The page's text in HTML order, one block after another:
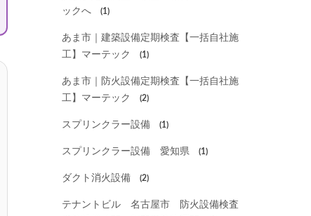
ックへ
(1)
あま市｜建築設備定期検査【一括自社施
工】マーテック
(1)
あま市｜防火設備定期検査【一括自社施
工】マーテック
(2)
スプリンクラー設備 (1)
スプリンクラー設備 愛知県 (1)
ダクト消火設備 (2)
テナントビル 名古屋市 防火設備検査